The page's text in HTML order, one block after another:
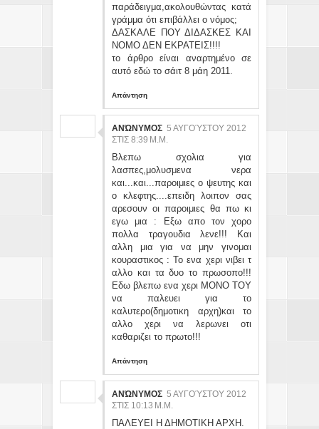
παράδειγμα,ακολουθώντας κατά
γράμμα ότι επιβάλλει ο νόμος;
ΔΑΣΚΑΛΕ ΠΟΥ ΔΙΔΑΣΚΕΣ ΚΑΙ
ΝΟΜΟ ΔΕΝ ΕΚΡΑΤΕΙΣ!!!!
το άρθρο είναι αναρτημένο σε
αυτό εδώ το σάιτ 8 μάη 2011.
Απάντηση
ΑΝΏΝΥΜΟΣ 5 ΑΥΓΟΎΣΤΟΥ 2012
ΣΤΙΣ 8:39 Μ.Μ.
Βλεπω σχολια για
λασπες,μολυσμενα νερα
και...και...παροιμιες ο ψευτης και
ο κλεφτης....επειδη λοιπον σας
αρεσουν οι παροιμιες θα πω κι
εγω μια : Εξω απο τον χορο
πολλα τραγουδια λενε!!! Και
αλλη μια για να μην γινομαι
κουραστικος : Το ενα χερι νιβει τ
αλλο και τα δυο το πρωσοπο!!!
Εδω βλεπω ενα χερι ΜΟΝΟ ΤΟΥ
να παλευει για το
καλυτερο(δημοτικη αρχη)και το
αλλο χερι να λερωνει οτι
καθαριζει το πρωτο!!!
Απάντηση
ΑΝΏΝΥΜΟΣ 5 ΑΥΓΟΎΣΤΟΥ 2012
ΣΤΙΣ 10:13 Μ.Μ.
ΠΑΛΕΥΕΙ Η ΔΗΜΟΤΙΚΗ ΑΡΧΗ.